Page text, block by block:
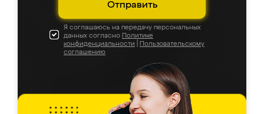
Отправить
Я соглашаюсь на передачу персональных
данных согласно Политике
конфиденциальности
Пользовательскому
соглашению